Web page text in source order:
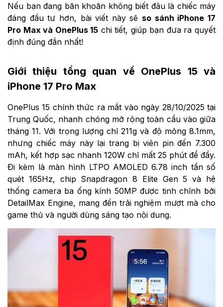
Nếu bạn đang băn khoăn không biết đâu là chiếc máy
đáng đầu tư hơn, bài viết này sẽ so sánh iPhone 17
Pro Max và OnePlus 15 chi tiết, giúp bạn đưa ra quyết
định đúng đắn nhất!
Giới thiệu tổng quan về OnePlus 15 và
iPhone 17 Pro Max
OnePlus 15 chính thức ra mắt vào ngày 28/10/2025 tại
Trung Quốc, nhanh chóng mở rộng toàn cầu vào giữa
tháng 11. Với trọng lượng chỉ 211g và độ mỏng 8.1mm,
nhưng chiếc máy này lại trang bị viên pin đến 7.300
mAh, kết hợp sạc nhanh 120W chỉ mất 25 phút để đầy.
Đi kèm là màn hình LTPO AMOLED 6.78 inch tần số
quét 165Hz, chip Snapdragon 8 Elite Gen 5 và hệ
thống camera ba ống kính 50MP được tinh chỉnh bởi
DetailMax Engine, mang đến trải nghiệm mượt mà cho
game thủ và người dùng sáng tạo nội dung.